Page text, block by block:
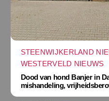
STEENWIJKERLAND
WESTERVELD NIEUWS
Dood van hond Banjer in
mishandeling,